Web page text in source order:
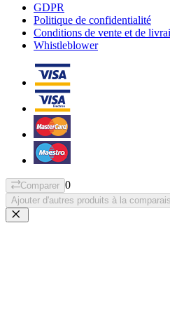
GDPR
Politique de confidentialité
Conditions de vente et de
Whistleblower
Comparer 0
Ajouter d'autres produits à la